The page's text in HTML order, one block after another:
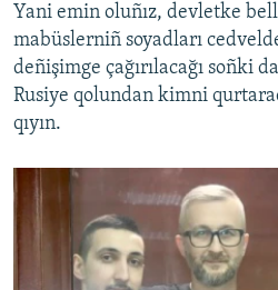
Yani emin oluñız, devletke
mabüslerniñ soyadları
deñişimge çağırılacağı soñki
Rusiye qolundan kimni
qıyın.